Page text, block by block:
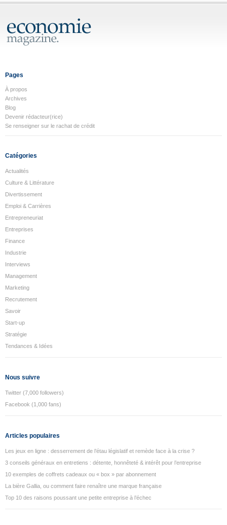
Pages
À propos
Archives
Blog
Devenir rédacteur(rice)
Se renseigner sur le rachat de crédit
Catégories
Actualités
Culture & Littérature
Divertissement
Emploi & Carrières
Entrepreneuriat
Entreprises
Finance
Industrie
Interviews
Management
Marketing
Recrutement
Savoir
Start-up
Stratégie
Tendances & Idées
Nous suivre
Twitter (7,000 followers)
Facebook (1,000 fans)
Articles populaires
Les jeux en ligne : desserrement de l’étau législatif et remède face à la crise ?
3 conseils généraux en entretiens : détente, honnêteté & intérêt pour l’entreprise
10 exemples de coffrets cadeaux ou « box » par abonnement
La bière Gallia, ou comment faire renaître une marque française
Top 10 des raisons poussant une petite entreprise à l’échec